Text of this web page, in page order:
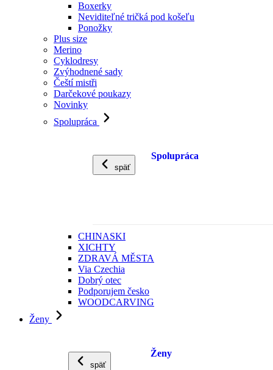
Boxerky
Neviditeľné tričká pod košeľu
Ponožky
Plus size
Merino
Cyklodresy
Zvýhodnené sady
Čeští mistři
Darčekové poukazy
Novinky
Spolupráca
späť
Spolupráca
CHINASKI
XICHTY
ZDRAVÁ MĚSTA
Via Czechia
Dobrý otec
Podporujem česko
WOODCARVING
Ženy
späť
Ženy